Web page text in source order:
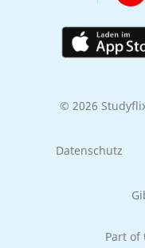
© 2026
Datenschutz
Part of